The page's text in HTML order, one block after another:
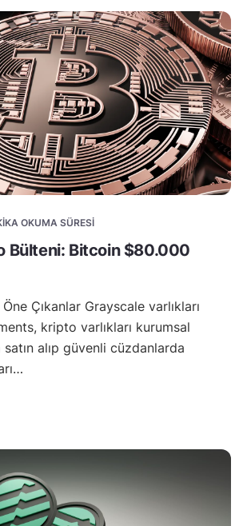
OKUMA SÜRESI
Bülteni: Bitcoin $80.000
Çıkanlar Grayscale varlıkları
kripto varlıkları kurumsal
satın alıp güvenli cüzdanlarda